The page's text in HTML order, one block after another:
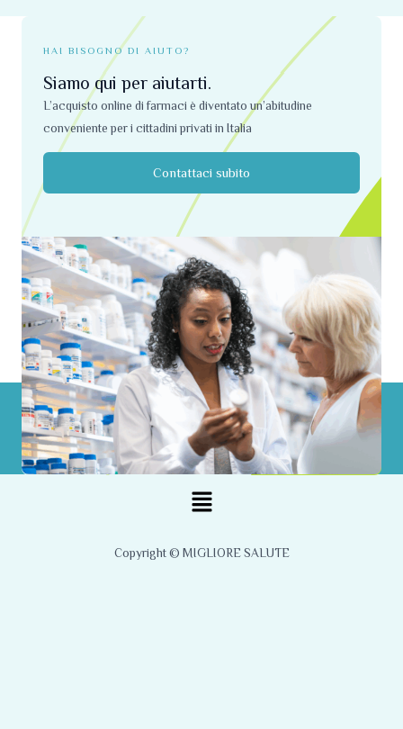
HAI BISOGNO DI AIUTO?
Siamo qui per aiutarti.
L’acquisto online di farmaci è diventato un’abitudine
conveniente per i cittadini privati ​​in Italia
Contattaci subito
Menu
Copyright © MIGLIORE SALUTE